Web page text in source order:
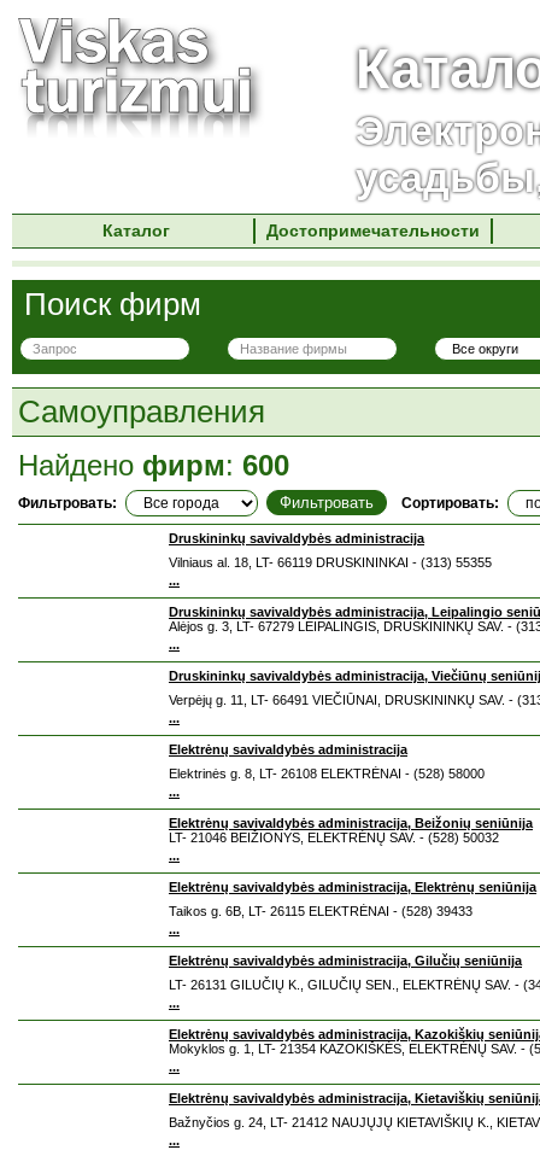
Каталог Достопримечательности
Поиск фирм
Самоуправления
Найдено фирм: 600
Фильтровать: Сортировать:
Druskininkų savivaldybės administracija
Vilniaus al. 18, LT- 66119 DRUSKININKAI - (313) 55355
...
Druskininkų savivaldybės administracija, Leipalingio
Alėjos g. 3, LT- 67279 LEIPALINGIS, DRUSKININKŲ SAV. -
...
Druskininkų savivaldybės administracija, Viečiūnų
Verpėjų g. 11, LT- 66491 VIEČIŪNAI, DRUSKININKŲ SAV. -
...
Elektrėnų savivaldybės administracija
Elektrinės g. 8, LT- 26108 ELEKTRĖNAI - (528) 58000
...
Elektrėnų savivaldybės administracija, Beižonių seniūnija
LT- 21046 BEIŽIONYS, ELEKTRĖNŲ SAV. - (528) 50032
...
Elektrėnų savivaldybės administracija, Elektrėnų seniūnija
Taikos g. 6B, LT- 26115 ELEKTRĖNAI - (528) 39433
...
Elektrėnų savivaldybės administracija, Gilučių seniūnija
LT- 26131 GILUČIŲ K., GILUČIŲ SEN., ELEKTRĖNŲ SAV. -
...
Elektrėnų savivaldybės administracija, Kazokiškių
Mokyklos g. 1, LT- 21354 KAZOKIŠKĖS, ELEKTRĖNŲ SAV. -
...
Elektrėnų savivaldybės administracija, Kietaviškių
Bažnyčios g. 24, LT- 21412 NAUJŲJŲ KIETAVIŠKIŲ K.,
...